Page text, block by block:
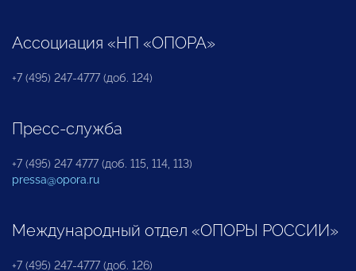
Ассоциация «НП «ОПОРА»
+7 (495) 247-4777 (доб. 124)
Пресс-служба
+7 (495) 247 4777 (доб. 115, 114, 113)
pressa@opora.ru
Международный отдел «ОПОРЫ РОССИИ»
+7 (495) 247-4777 (доб. 126)